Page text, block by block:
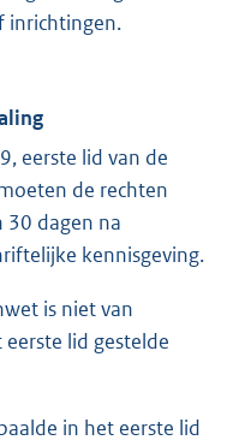
inrichtingen.
eerste lid van de
de rechten
dagen na
kennisgeving.
is niet van
lid gestelde
in het eerste lid